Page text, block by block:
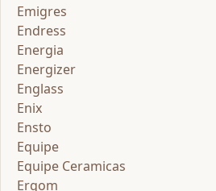
Emigres
Endress
Energia
Energizer
Englass
Enix
Ensto
Equipe
Equipe Ceramicas
Ergom